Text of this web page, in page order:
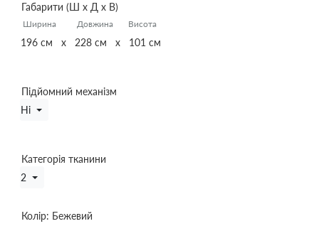
Габарити (Ш х Д х В)
Ширина Довжина Висота
196 см x 228 см x 101 см
Підйомний механізм
Ні
Категорія тканини
2
Колір: Бежевий